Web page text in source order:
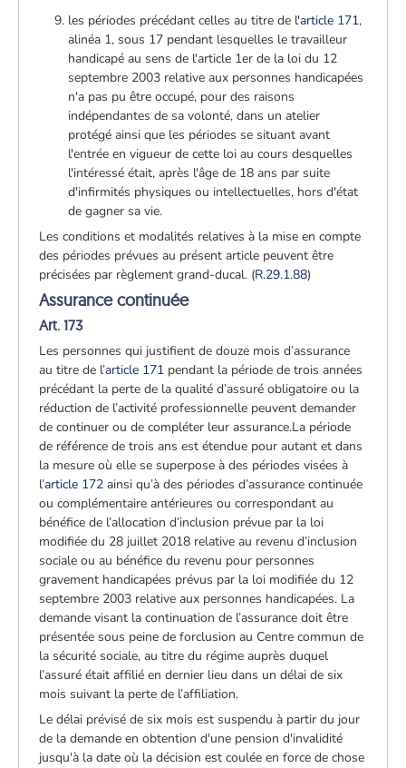
les périodes précédant celles au titre de l'article 171,
alinéa 1, sous 17 pendant lesquelles le travailleur
handicapé au sens de l'article 1er de la loi du 12
septembre 2003 relative aux personnes handicapées
n'a pas pu être occupé, pour des raisons
indépendantes de sa volonté, dans un atelier
protégé ainsi que les périodes se situant avant
l'entrée en vigueur de cette loi au cours desquelles
l'intéressé était, après l'âge de 18 ans par suite
d'infirmités physiques ou intellectuelles, hors d'état
de gagner sa vie.
Les conditions et modalités relatives à la mise en compte
des périodes prévues au présent article peuvent être
précisées par règlement grand-ducal. (R.29.1.88)
Assurance continuée
Art. 173
Les personnes qui justifient de douze mois d’assurance
au titre de l’article 171 pendant la période de trois années
précédant la perte de la qualité d’assuré obligatoire ou la
réduction de l’activité professionnelle peuvent demander
de continuer ou de compléter leur assurance.La période
de référence de trois ans est étendue pour autant et dans
la mesure où elle se superpose à des périodes visées à
l’article 172 ainsi qu’à des périodes d’assurance continuée
ou complémentaire antérieures ou correspondant au
bénéfice de l’allocation d’inclusion prévue par la loi
modifiée du 28 juillet 2018 relative au revenu d’inclusion
sociale ou au bénéfice du revenu pour personnes
gravement handicapées prévus par la loi modifiée du 12
septembre 2003 relative aux personnes handicapées. La
demande visant la continuation de l’assurance doit être
présentée sous peine de forclusion au Centre commun de
la sécurité sociale, au titre du régime auprès duquel
l’assuré était affilié en dernier lieu dans un délai de six
mois suivant la perte de l’affiliation.
Le délai prévisé de six mois est suspendu à partir du jour
de la demande en obtention d'une pension d'invalidité
jusqu'à la date où la décision est coulée en force de chose